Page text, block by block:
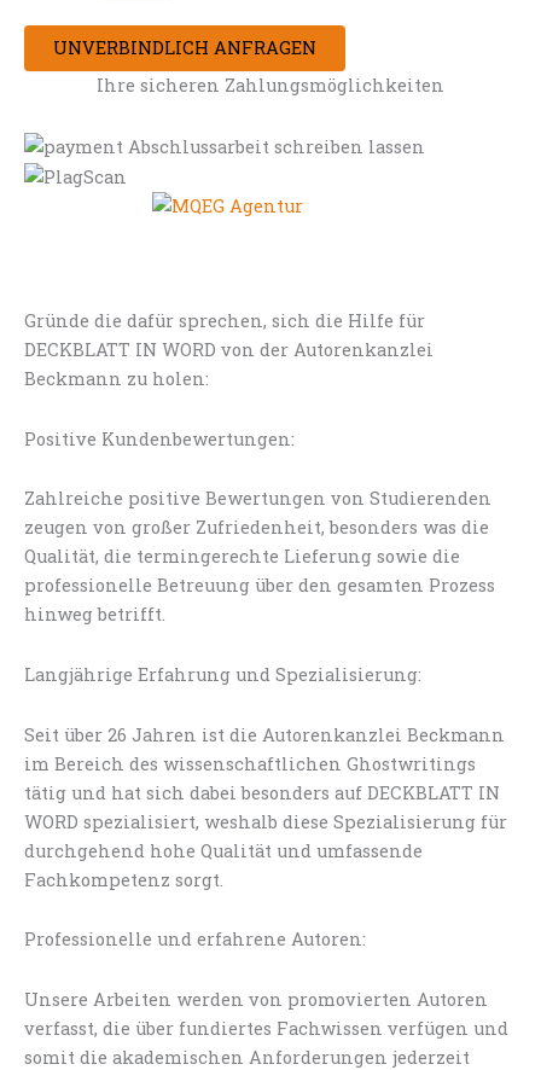
UNVERBINDLICH ANFRAGEN
Ihre sicheren Zahlungsmöglichkeiten
Gründe die dafür sprechen, sich die Hilfe für
DECKBLATT IN WORD von der Autorenkanzlei
Beckmann zu holen:
Positive Kundenbewertungen:
Zahlreiche positive Bewertungen von Studierenden
zeugen von großer Zufriedenheit, besonders was die
Qualität, die termingerechte Lieferung sowie die
professionelle Betreuung über den gesamten Prozess
hinweg betrifft.
Langjährige Erfahrung und Spezialisierung:
Seit über 26 Jahren ist die Autorenkanzlei Beckmann
im Bereich des wissenschaftlichen Ghostwritings
tätig und hat sich dabei besonders auf DECKBLATT IN
WORD spezialisiert, weshalb diese Spezialisierung für
durchgehend hohe Qualität und umfassende
Fachkompetenz sorgt.
Professionelle und erfahrene Autoren:
Unsere Arbeiten werden von promovierten Autoren
verfasst, die über fundiertes Fachwissen verfügen und
somit die akademischen Anforderungen jederzeit